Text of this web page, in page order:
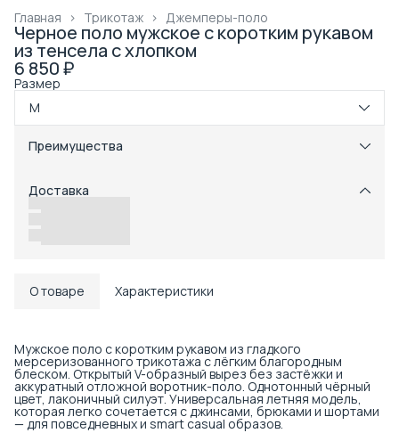
Джемперы-поло
Трикотаж ›
Главная ›
Черное поло мужское с коротким рукавом
из тенсела с хлопком
6 850 ₽
Размер
M
Преимущества
Примерка при получении в пункте выдачи
Возможность отказаться от части товаров
Доставка
О товаре Характеристики
Мужское поло с коротким рукавом из гладкого
мерсеризованного трикотажа с лёгким благородным
блеском. Открытый V-образный вырез без застёжки и
аккуратный отложной воротник-поло. Однотонный чёрный
цвет, лаконичный силуэт. Универсальная летняя модель,
которая легко сочетается с джинсами, брюками и шортами
— для повседневных и smart casual образов.